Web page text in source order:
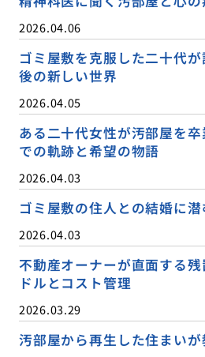
2026.04.06
ゴミ屋敷を克服した二十代
後の新しい世界
2026.04.05
ある二十代女性が汚部屋を
での軌跡と希望の物語
2026.04.03
ゴミ屋敷の住人との結婚に
2026.04.03
不動産オーナーが直面する
ドルとコスト管理
2026.03.29
汚部屋から再生した住まい